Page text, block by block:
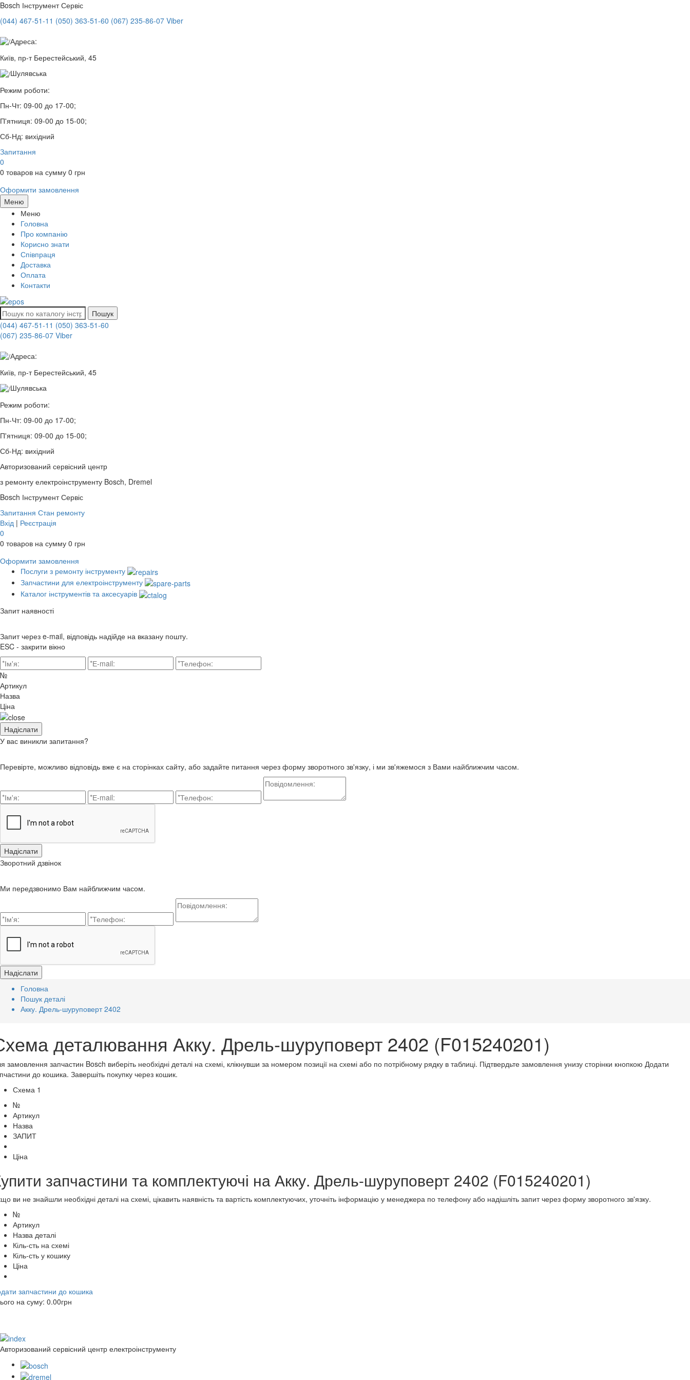
Bosch Інструмент Сервіс
(044) 467-51-11 (050) 363-51-60 (067) 235-86-07 Viber
Адреса:
Київ, пр-т Берестейський, 45
Шулявська
Режим роботи:
Пн-Чт: 09-00 до 17-00;
П'ятниця: 09-00 до 15-00;
Сб-Нд: вихідний
Запитання
0
0 товаров на сумму 0 грн
Оформити замовлення
Меню
Меню
Головна
Про компанію
Корисно знати
Співпраця
Доставка
Оплата
Контакти
Пошук
(044) 467-51-11 (050) 363-51-60
(067) 235-86-07 Viber
Адреса:
Київ, пр-т Берестейський, 45
Шулявська
Режим роботи:
Пн-Чт: 09-00 до 17-00;
П'ятниця: 09-00 до 15-00;
Сб-Нд: вихідний
Авторизований сервісний центр
з ремонту електроінструменту Bosch, Dremel
Bosch Інструмент Сервіс
Запитання Стан ремонту
Вхід | Реєстрація
0
0 товаров на сумму 0 грн
Оформити замовлення
Послуги з ремонту інструменту
Запчастини для електроінструменту
Каталог інструментів та аксесуарів
Запит наявності
Запит через e-mail, відповідь надійде на вказану пошту.
ESC - закрити вікно
№
Артикул
Назва
Ціна
У вас виникли запитання?
Перевірте, можливо відповідь вже є на сторінках сайту, або задайте питання через форму зворотного зв'язку, і ми зв'яжемося з Вами найближчим часом.
Зворотний дзвінок
Ми передзвонимо Вам найближчим часом.
Головна
Пошук деталі
Акку. Дрель-шуруповерт 2402
деталювання Акку. Дрель-шуруповерт 2402 (F015240201)
замовлення запчастин Bosch виберіть необхідні деталі на схемі, клікнувши за номером позиції на схемі або по потрібному рядку в таблиці. Підтвердьте замовлення унизу сторінки кнопкою Додати
до кошика. Завершіть покупку через кошик.
Схема 1
№
Артикул
Назва
ЗАПИТ
Ціна
запчастини та комплектуючі на Акку. Дрель-шуруповерт 2402 (F015240201)
ви не знайшли необхідні деталі на схемі, цікавить наявність та вартість комплектуючих, уточніть інформацію у менеджера по телефону або надішліть запит через форму зворотного зв'язку.
№
Артикул
Назва деталі
Кіль-сть на схемі
Кіль-сть у кошику
Ціна
запчастини до кошика
на суму: 0.00грн
Авторизований сервісний центр електроінструменту